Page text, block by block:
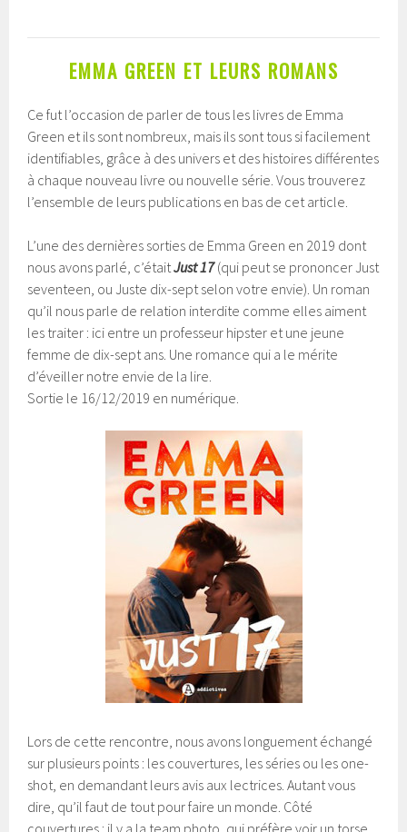
EMMA GREEN ET LEURS ROMANS
Ce fut l’occasion de parler de tous les livres de Emma
Green et ils sont nombreux, mais ils sont tous si facilement
identifiables, grâce à des univers et des histoires différentes
à chaque nouveau livre ou nouvelle série. Vous trouverez
l’ensemble de leurs publications en bas de cet article.
L’une des dernières sorties de Emma Green en 2019 dont
nous avons parlé, c’étaitJust 17(qui peut se prononcer Just
seventeen, ou Juste dix-sept selon votre envie). Un roman
qu’il nous parle de relation interdite comme elles aiment
les traiter : ici entre un professeur hipster et une jeune
femme de dix-sept ans. Une romance qui a le mérite
d’éveiller notre envie de la lire.
Sortie le 16/12/2019 en numérique.
Lors de cette rencontre, nous avons longuement échangé
sur plusieurs points : les couvertures, les séries ou les one-
shot, en demandant leurs avis aux lectrices. Autant vous
dire, qu’il faut de tout pour faire un monde. Côté
couvertures : il y a la team photo, qui préfère voir un torse